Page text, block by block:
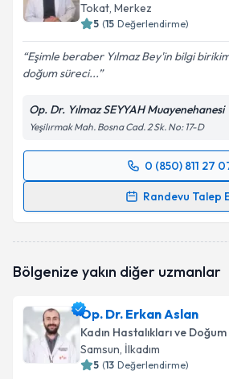
Tokat, Merkez
5 (15 Değerlendirme)
Eşimle beraber Yılmaz Bey'in bilgi
doğum süreci...
Op. Dr. Yılmaz SEYYAH Muayenehanesi
Yeşilırmak Mah. Bosna Cad. 2 Sk. No: 17-D
0 (850) 811 27
Randevu Talep
Randevu Takvimi Talebi
oluşturun. Size bu uzmandan
Kişisel verilerimin işlenmesine
Bölgenize yakın diğer uzmanlar
Op. Dr. Erkan Aslan
Kadın Hastalıkları ve Doğum
Samsun, İlkadım
5 (13 Değerlendirme)